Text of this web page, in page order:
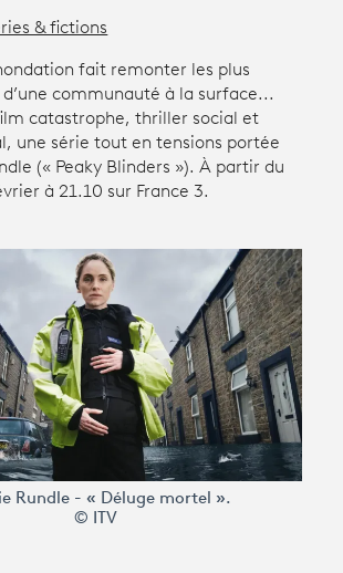
& fictions
fait remonter les plus
d’une communauté à la surface...
catastrophe, thriller social et
une série tout en tensions portée
(« Peaky Blinders »). À partir du
à 21.10 sur France 3.
Rundle - « Déluge mortel ».
© ITV